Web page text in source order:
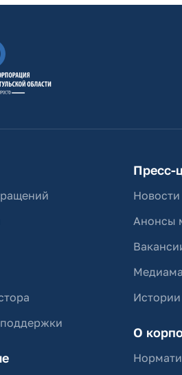
Пресс-
Анонсы
Истории
О